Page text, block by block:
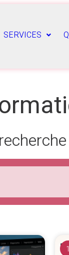
SERVICES